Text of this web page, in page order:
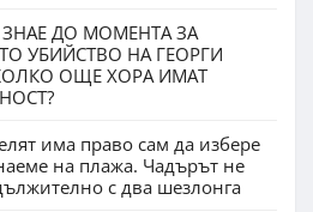
ЗНАЕ ДО МОМЕНТА ЗА
УБИЙСТВО НА ГЕОРГИ
ОЩЕ ХОРА ИМАТ
има право сам да избере
на плажа. Чадърът не
с два шезлонга